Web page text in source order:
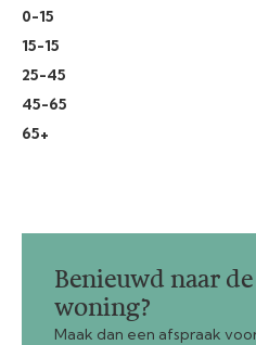
0-15
15-15
25-45
45-65
65+
Benieuwd naar
woning?
Maak dan een afspraak